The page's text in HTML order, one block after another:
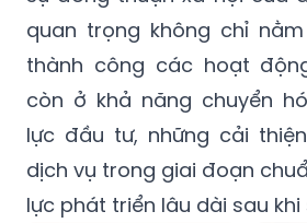
quan trọng không chỉ
thành công các hoạt
còn ở khả năng chuyển
lực đầu tư, những cải
dịch vụ trong giai đoạn
lực phát triển lâu dài sau khi